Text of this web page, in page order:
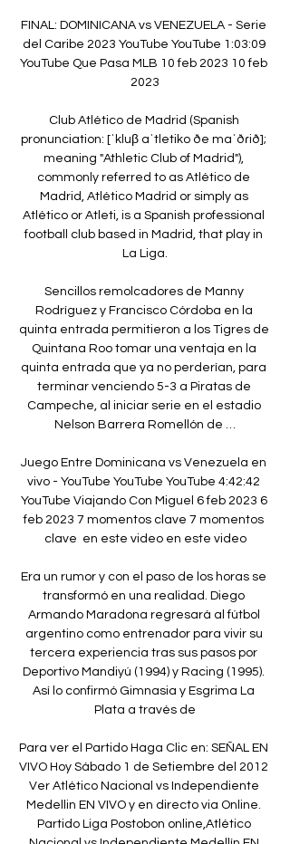
FINAL: DOMINICANA vs VENEZUELA - Serie
del Caribe 2023 YouTube YouTube 1:03:09
YouTube Que Pasa MLB 10 feb 2023 10 feb
2023
Club Atlético de Madrid (Spanish
pronunciation: [ˈkluβ aˈtletiko ðe maˈðɾið];
meaning "Athletic Club of Madrid"),
commonly referred to as Atlético de
Madrid, Atlético Madrid or simply as
Atlético or Atleti, is a Spanish professional
football club based in Madrid, that play in
La Liga.
Sencillos remolcadores de Manny
Rodríguez y Francisco Córdoba en la
quinta entrada permitieron a los Tigres de
Quintana Roo tomar una ventaja en la
quinta entrada que ya no perderían, para
terminar venciendo 5-3 a Piratas de
Campeche, al iniciar serie en el estadio
Nelson Barrera Romellón de …
Juego Entre Dominicana vs Venezuela en
vivo - YouTube YouTube YouTube 4:42:42
YouTube Viajando Con Miguel 6 feb 2023 6
feb 2023 7 momentos clave 7 momentos
clave  en este video en este video
Era un rumor y con el paso de los horas se
transformó en una realidad. Diego
Armando Maradona regresará al fútbol
argentino como entrenador para vivir su
tercera experiencia tras sus pasos por
Deportivo Mandiyú (1994) y Racing (1995).
Así lo confirmó Gimnasia y Esgrima La
Plata a través de
Para ver el Partido Haga Clic en: SEÑAL EN
VIVO Hoy Sábado 1 de Setiembre del 2012
Ver Atlético Nacional vs Independiente
Medellin EN VIVO y en directo via Online.
Partido Liga Postobon online,Atlético